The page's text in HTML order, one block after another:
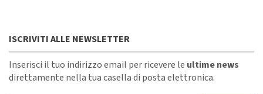
ISCRIVITI ALLE NEWSLETTER
Inserisci il tuo indirizzo email per ricevere le ultime news
direttamente nella tua casella di posta elettronica.